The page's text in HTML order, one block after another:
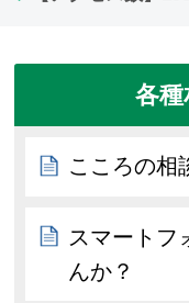
各
こころの相
スマートフ
んか？